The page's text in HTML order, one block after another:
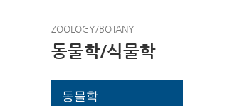
ZOOLOGY/BOTANY
동물학/식물학
동물학